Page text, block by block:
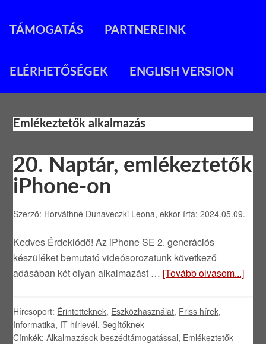
TÁMOGATÁS PARTNEREINK
ELÉRHETŐSÉGEK ENGLISH VERSION
Emlékeztetők alkalmazás
20. Naptár, emlékeztetők
iPhone-on
Szerző: Horváthné Dunaveczki Leona, ekkor írta: 2024.05.09.
Kedves Érdeklődő! Az iPhone SE 2. generációs
készüléket bemutató videósorozatunk következő
adásában két olyan alkalmazást … [Tovább olvasom...]
Hírcsoport: Érintetteknek, Eszközhasználat, Friss hírek,
Informatika, IT hírlevél,Segítőknek
Címkék:Alkalmazások beszédtámogatással, Emlékeztetők